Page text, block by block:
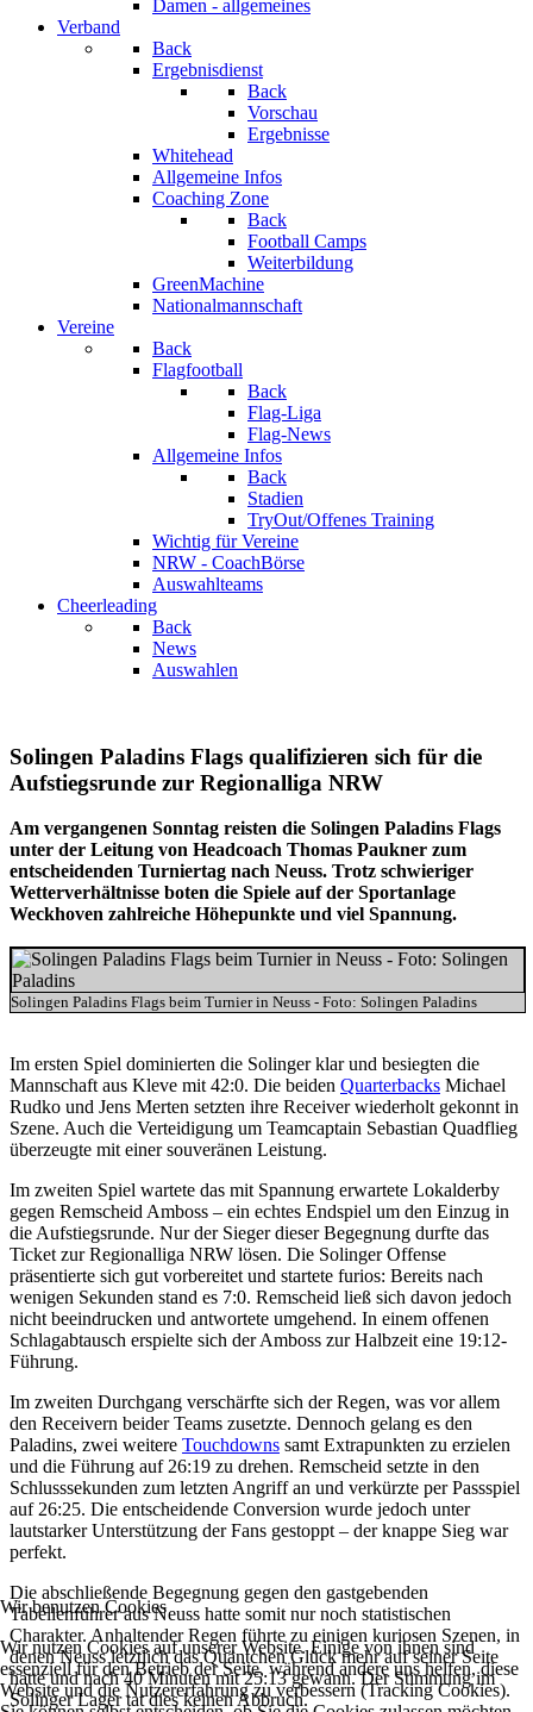
Damen - allgemeines
Verband
Back
Ergebnisdienst
Back
Vorschau
Ergebnisse
Whitehead
Allgemeine Infos
Coaching Zone
Back
Football Camps
Weiterbildung
GreenMachine
Nationalmannschaft
Vereine
Back
Flagfootball
Back
Flag-Liga
Flag-News
Allgemeine Infos
Back
Stadien
TryOut/Offenes Training
Wichtig für Vereine
NRW - CoachBörse
Auswahlteams
Cheerleading
Back
News
Auswahlen
Solingen Paladins Flags qualifizieren sich für die
Aufstiegsrunde zur Regionalliga NRW
Am vergangenen Sonntag reisten die Solingen Paladins Flags
unter der Leitung von Headcoach Thomas Paukner zum
entscheidenden Turniertag nach Neuss. Trotz schwieriger
Wetterverhältnisse boten die Spiele auf der Sportanlage
Weckhoven zahlreiche Höhepunkte und viel Spannung.
Solingen Paladins Flags beim Turnier in Neuss - Foto: Solingen Paladins
Im ersten Spiel dominierten die Solinger klar und besiegten die
Mannschaft aus Kleve mit 42:0. Die beiden Quarterbacks Michael
Rudko und Jens Merten setzten ihre Receiver wiederholt gekonnt in
Szene. Auch die Verteidigung um Teamcaptain Sebastian Quadflieg
überzeugte mit einer souveränen Leistung.
Im zweiten Spiel wartete das mit Spannung erwartete Lokalderby
gegen Remscheid Amboss – ein echtes Endspiel um den Einzug in
die Aufstiegsrunde. Nur der Sieger dieser Begegnung durfte das
Ticket zur Regionalliga NRW lösen. Die Solinger Offense
präsentierte sich gut vorbereitet und startete furios: Bereits nach
wenigen Sekunden stand es 7:0. Remscheid ließ sich davon jedoch
nicht beeindrucken und antwortete umgehend. In einem offenen
Schlagabtausch erspielte sich der Amboss zur Halbzeit eine 19:12-
Führung.
Im zweiten Durchgang verschärfte sich der Regen, was vor allem
den Receivern beider Teams zusetzte. Dennoch gelang es den
Paladins, zwei weitere Touchdowns samt Extrapunkten zu erzielen
und die Führung auf 26:19 zu drehen. Remscheid setzte in den
Schlusssekunden zum letzten Angriff an und verkürzte per Passspiel
auf 26:25. Die entscheidende Conversion wurde jedoch unter
lautstarker Unterstützung der Fans gestoppt – der knappe Sieg war
perfekt.
Die abschließende Begegnung gegen den gastgebenden
Tabellenführer aus Neuss hatte somit nur noch statistischen
Charakter. Anhaltender Regen führte zu einigen kuriosen Szenen, in
denen Neuss letztlich das Quäntchen Glück mehr auf seiner Seite
hatte und nach 40 Minuten mit 25:13 gewann. Der Stimmung im
Solinger Lager tat dies keinen Abbruch.
Wir benutzen Cookies
Wir nutzen Cookies auf unserer Website. Einige von ihnen sind
essenziell für den Betrieb der Seite, während andere uns helfen, diese
Website und die Nutzererfahrung zu verbessern (Tracking Cookies).